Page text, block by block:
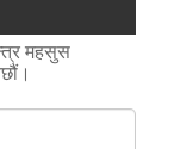
महसुस